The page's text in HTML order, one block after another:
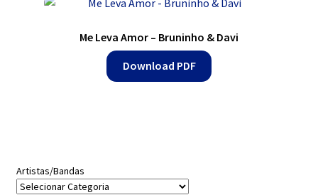
Me Leva Amor – Bruninho & Davi
Download PDF
Artistas/Bandas